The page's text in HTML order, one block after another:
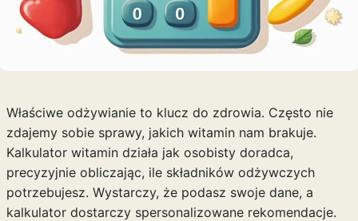
Właściwe odżywianie to klucz do zdrowia. Często nie
zdajemy sobie sprawy, jakich witamin nam brakuje.
Kalkulator witamin działa jak osobisty doradca,
precyzyjnie obliczając, ile składników odżywczych
potrzebujesz. Wystarczy, że podasz swoje dane, a
kalkulator dostarczy spersonalizowane rekomendacje.